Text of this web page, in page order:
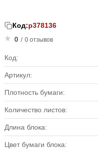
Код:р378136
0 / 0 отзывов
Код:
Артикул:
Плотность бумаги:
Количество листов:
Длина блока:
Цвет бумаги блока: